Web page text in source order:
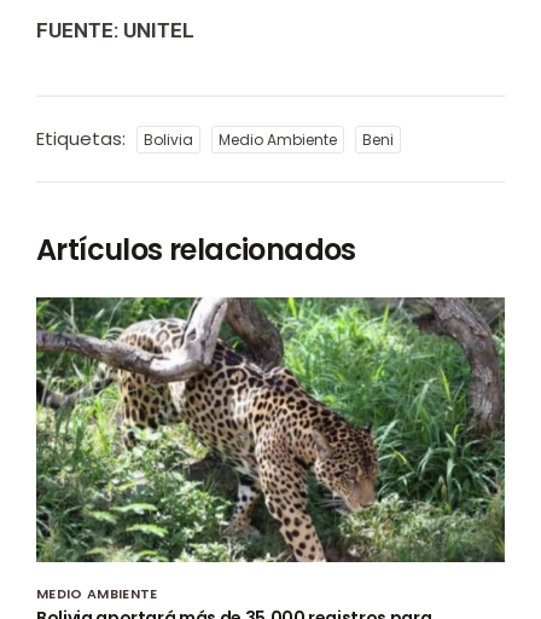
FUENTE: UNITEL
Etiquetas: Bolivia Medio Ambiente Beni
Artículos relacionados
MEDIO AMBIENTE